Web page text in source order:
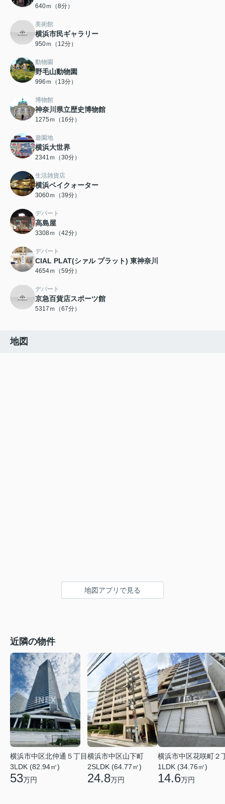
640ｍ（8分）
美術館
横浜市民ギャラリー
950ｍ（12分）
動物園
野毛山動物園
996ｍ（13分）
博物館
神奈川県立歴史博物館
1275ｍ（16分）
遊園地
横浜大世界
2341ｍ（30分）
生活雑貨店
横浜ベイクォーター
3060ｍ（39分）
デパート
高島屋
3308ｍ（42分）
デパート
CIAL PLAT(シァル プラット) 東神奈川
4654ｍ（59分）
デパート
京急百貨店スポーツ館
5317ｍ（67分）
地図
地図アプリで見る
近隣の物件
横浜市中区北仲通５丁目
3LDK (82.94㎡)
53万円
横浜市中区山下町
2SLDK (64.77㎡)
24.8万円
横浜市中区花咲町２
1LDK (34.76㎡)
14.6万円